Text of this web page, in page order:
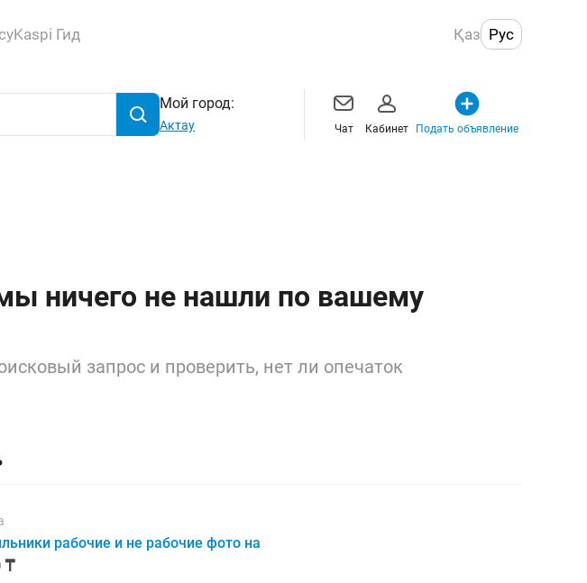
Kaspi Гид Қаз Рус
Мой город:
Актау Чат Кабинет Подать объявление
ничего не нашли по вашему
запрос и проверить, нет ли опечаток
рабочие и не рабочие фото на
₸